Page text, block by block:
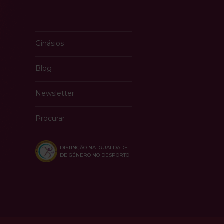
Ginásios
Blog
Newsletter
Procurar
DISTINÇÃO NA IGUALDADE
DE GÉNERO NO DESPORTO